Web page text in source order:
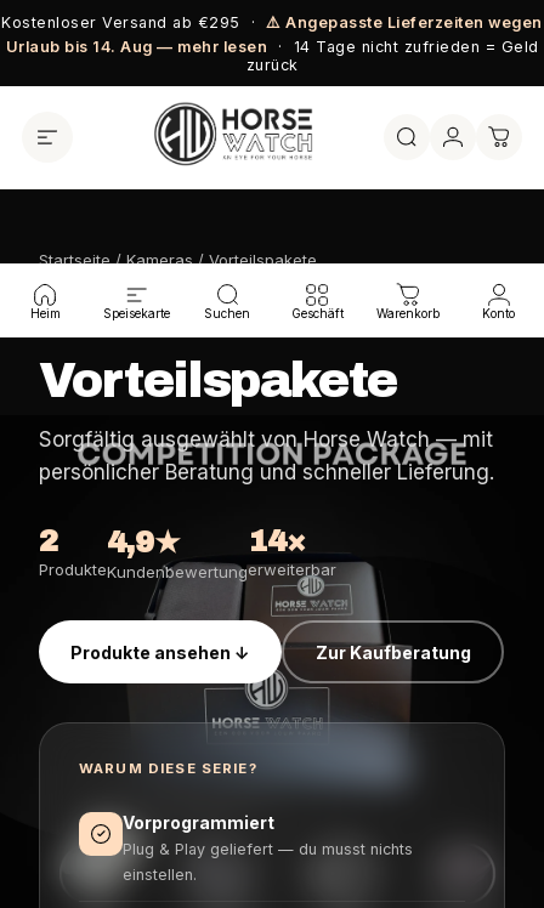
Direkt zum Inhalt
Kostenloser Versand ab €295 ·⚠️ Angepasste Lieferzeiten wegen
Urlaub bis 14. Aug — mehr lesen · 14 Tage nicht zufrieden = Geld
zurück
Heim Speisekarte Suchen Geschäft Warenkorb Konto
Startseite/Kameras/ Vorteilspakete
HORSE WATCH KOLLEKTION
Vorteilspakete
Sorgfältig ausgewählt von Horse Watch — mit
persönlicher Beratung und schneller Lieferung.
2
Produkte
4,9★
Kundenbewertung
14×
erweiterbar
Produkte ansehen ↓ Zur Kaufberatung
WARUM DIESE SERIE?
Vorprogrammiert
Plug & Play geliefert — du musst nichts
einstellen.